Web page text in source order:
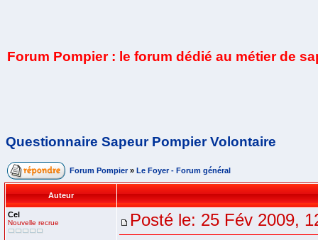
Forum Pompier : le forum dédié au métier de
Questionnaire Sapeur Pompier Volontaire
Forum Pompier » Le Foyer - Forum général
Auteur
Cel
Nouvelle recrue Posté le: 25 Fév 2009,